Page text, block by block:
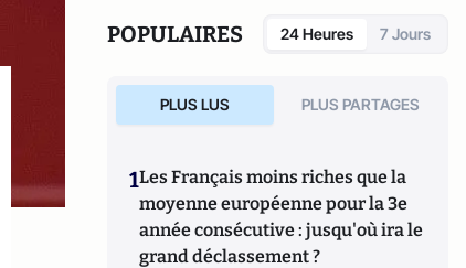
POPULAIRES 24 Heures 7 Jours
PLUS LUS PLUS PARTAGES
1Les Français moins riches que la
moyenne européenne pour la 3e
année consécutive : jusqu'où ira le
grand déclassement ?